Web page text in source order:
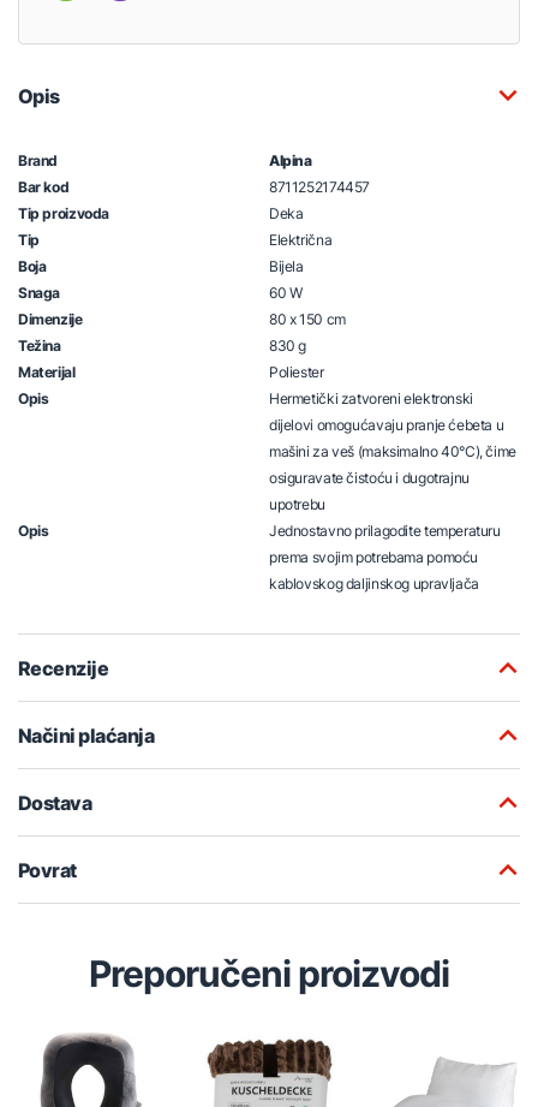
Opis
Brand
Alpina
Bar kod
8711252174457
Tip proizvoda
Deka
Tip
Električna
Boja
Bijela
Snaga
60 W
Dimenzije
80 x 150 cm
Težina
830 g
Materijal
Poliester
Opis
Hermetički zatvoreni elektronski
dijelovi omogućavaju pranje ćebeta u
mašini za veš (maksimalno 40°C), čime
osiguravate čistoću i dugotrajnu
upotrebu
Opis
Jednostavno prilagodite temperaturu
prema svojim potrebama pomoću
kablovskog daljinskog upravljača
Recenzije
Načini plaćanja
Dostava
Povrat
Preporučeni proizvodi